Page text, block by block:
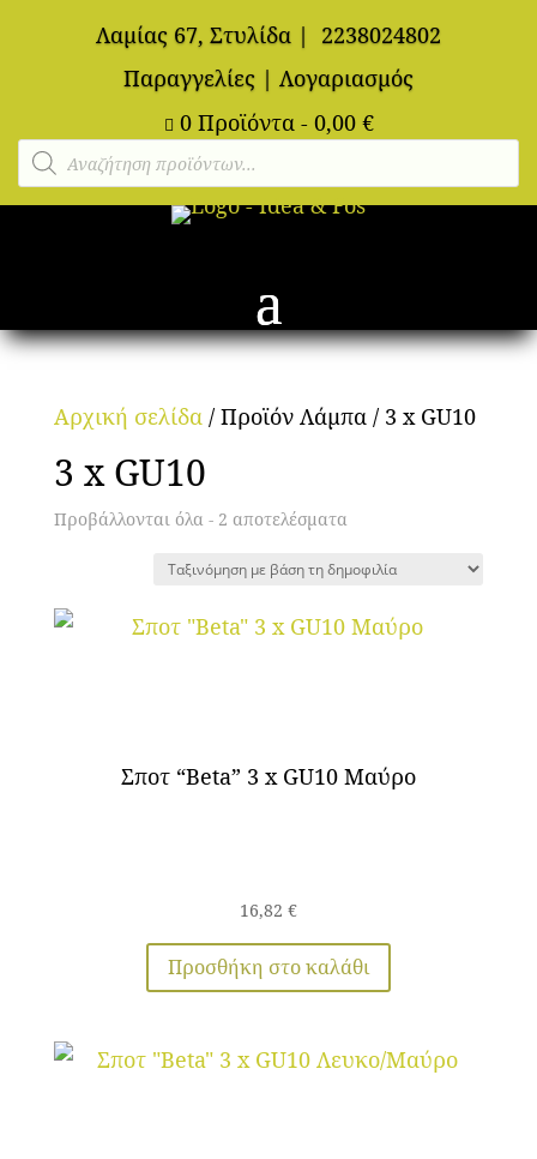
Λαμίας 67, Στυλίδα |
2238024802
Παραγγελίες | Λογαριασμός
 0 Προϊόντα - 0,00 €
Αναζήτηση
προϊόντων
Αρχική σελίδα/ Προϊόν Λάμπα / 3 x GU10
3 x GU10
Προβάλλονται όλα - 2 αποτελέσματα
popularity
Σποτ “Beta” 3 x GU10 Μαύρο
16,82 €
Προσθήκη στο καλάθι